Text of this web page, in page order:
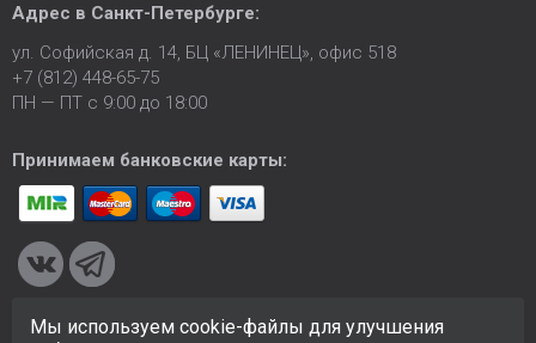
Адрес в Санкт-Петербурге:
ул. Софийская д. 14, БЦ «ЛЕНИНЕЦ», офис 518
+7 (812) 448-65-75
ПН — ПТ с 9:00 до 18:00
Принимаем банковские карты:
© 2005-2026 ООО «КСК». Сайтhttps://ksk24.ruсоздан
Мы используем cookie-файлы для улучшения